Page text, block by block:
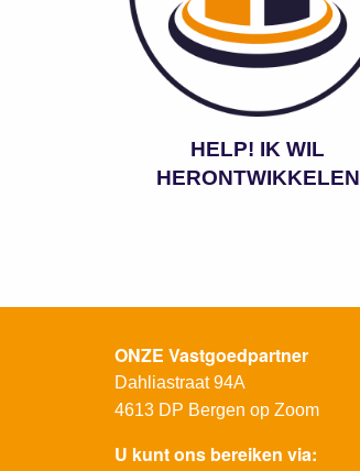
HELP! IK WIL
HERONTWIKKELEN
ONZE Vastgoedpartner
Dahliastraat 94A
4613 DP Bergen op Zoom
U kunt ons bereiken via: